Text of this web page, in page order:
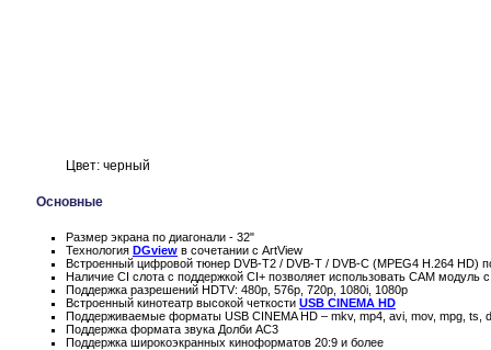
Цвет: черный
Основные
Размер экрана по диагонали - 32"
Технология DGview в сочетании с ArtView
Встроенный цифровой тюнер DVB-T2 / DVB-T / DVB-C (MPEG4 H.264 HD)
Наличие CI слота с поддержкой CI+ позволяет использовать CAM модуль
Поддержка разрешений HDTV: 480p, 576p, 720p, 1080i, 1080p
Встроенный кинотеатр высокой четкости USB CINEMA HD
Поддерживаемые форматы USB CINEMA HD – mkv, mp4, avi, mov, mpg, ts,
Поддержка формата звука Долби AC3
Поддержка широкоэкранных киноформатов 20:9 и более